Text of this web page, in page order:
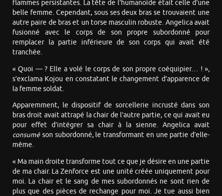
flammes persistantes. La tête de l’humanoïde était celle d’une
belle femme. Cependant, sous ses deux bras se trouvaient une
autre paire de bras et un torse masculin robuste. Angelica avait
fusionné avec le corps de son propre subordonné pour
remplacer la partie inférieure de son corps qui avait été
tranchée.
« Quoi — ? Elle a volé le corps de son propre coéquipier… ! »,
s’exclama Kojou en constatant le changement d’apparence de
la femme soldat.
Apparemment, le dispositif de sorcellerie incrusté dans son
bras droit avait attrapé la chair de l’autre partie, ce qui avait eu
pour effet d’intégrer sa chair à la sienne. Angelica avait
consumé son subordonné, le transformant en une partie d’elle-
même.
« Ma main droite transforme tout ce que je désire en une partie
de ma chair. La Zenforce est une unité créée uniquement pour
moi. La chair et le sang de mes subordonnés ne sont rien de
plus que des pièces de rechange pour moi. Je tue aussi bien